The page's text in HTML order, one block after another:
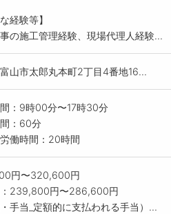
経験等】
の施工管理経験、現場代理人経験...
山市太郎丸本町2丁目4番地16...
：9時00分〜17時30分
：60分
働時間：20時間
円〜320,600円
239,800円〜286,600円
・手当_定額的に支払われる手当）...